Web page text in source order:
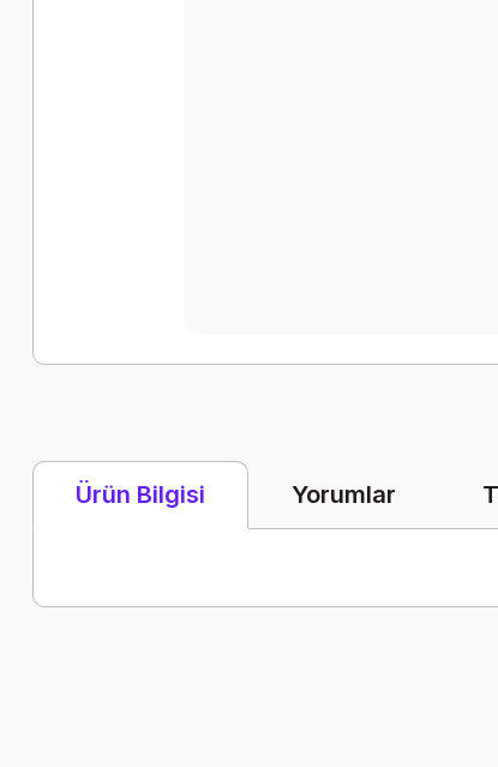
Ürün Bilgisi Yorumlar